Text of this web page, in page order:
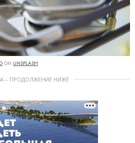
ON UNSPLASH
– ПРОДОЛЖЕНИЕ НИЖЕ